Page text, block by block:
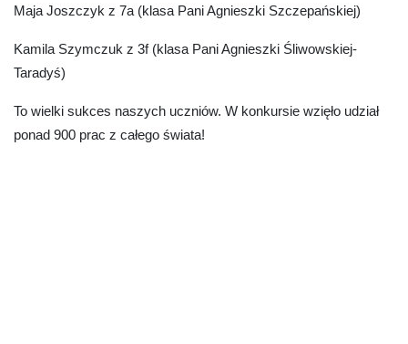
Maja Joszczyk z 7a (klasa Pani Agnieszki Szczepańskiej)
Kamila Szymczuk z 3f (klasa Pani Agnieszki Śliwowskiej-
Taradyś)
To wielki sukces naszych uczniów. W konkursie wzięło udział
ponad 900 prac z całego świata!